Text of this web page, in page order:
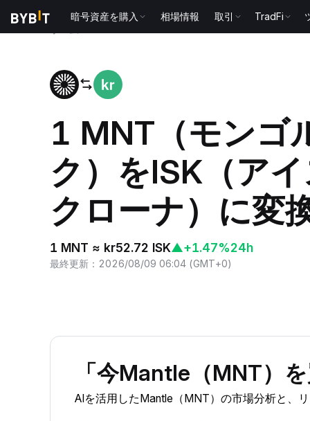
暗号資産を購入 相場情報 取引 TradFi
1 MNT（モンゴ
ク）をISK（ア
クローナ）に変
1 MNT ≈ kr52.72 ISK▲+1.47%24h
最終更新 ： 2026/08/09 06:04 (GMT+0)
「今Mantle（MNT）
AIを活用したMantle（MNT）の市場分析と、